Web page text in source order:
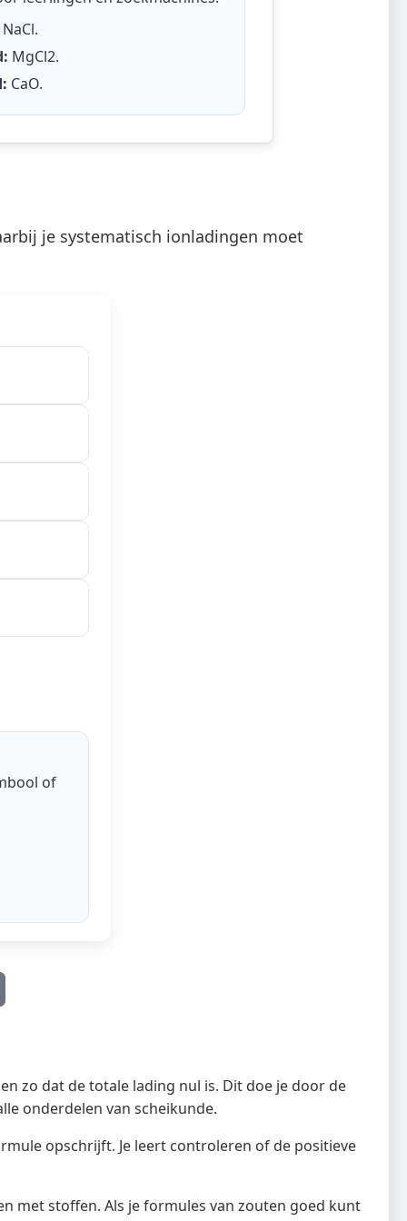
NaCl.
MgCl2.
CaO.
je systematisch ionladingen moet
of
zo dat de totale lading nul is. Dit doe je door de
onderdelen van scheikunde.
opschrijft. Je leert controleren of de positieve
met stoffen. Als je formules van zouten goed kunt